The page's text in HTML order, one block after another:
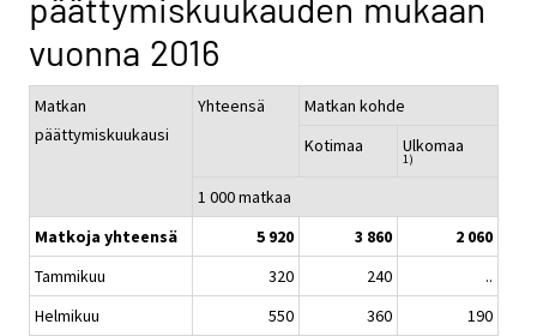
vuonna 2016
Matkan
päättymiskuukausi
Yhteensä
Matkan kohde
Kotimaa
Ulkomaa
1)
1 000 matkaa
Matkoja yhteensä
5 920 3 860
2 060
Tammikuu
320 240
..
Helmikuu
550 360
190